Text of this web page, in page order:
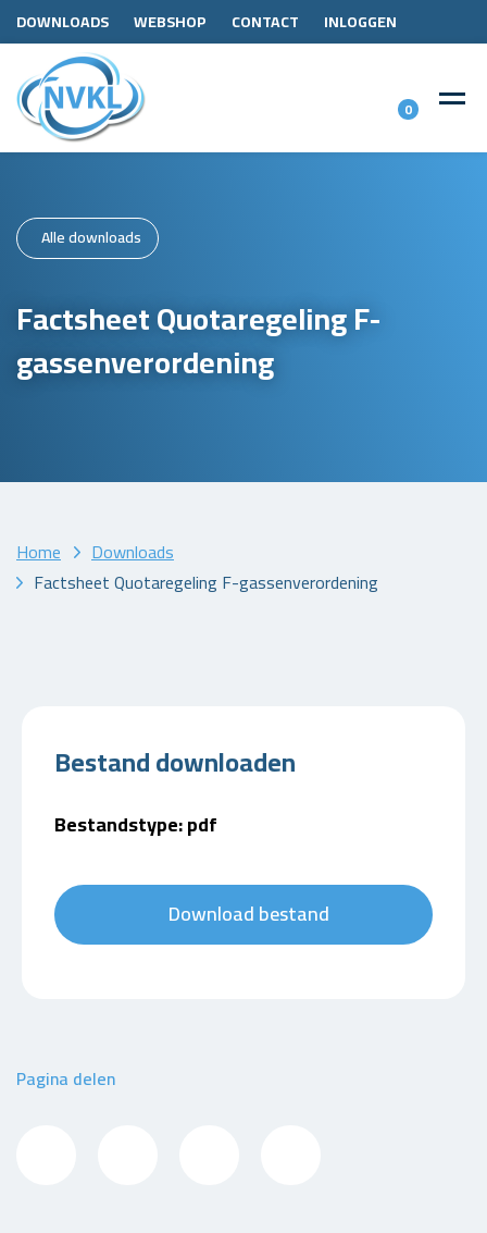
DOWNLOADS WEBSHOP CONTACT INLOGGEN
0
Alle downloads
Factsheet Quotaregeling F-
gassenverordening
Home
Downloads
Factsheet Quotaregeling F-gassenverordening
Bestand downloaden
Bestandstype: pdf
Download bestand
Pagina delen